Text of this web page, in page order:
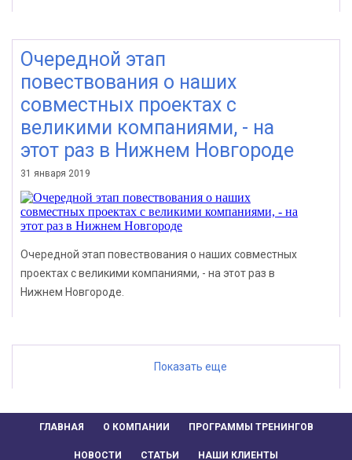
Очередной этап
повествования о наших
совместных проектах с
великими компаниями, - на
этот раз в Нижнем Новгороде
31 января 2019
Очередной этап повествования о наших совместных
проектах с великими компаниями, - на этот раз в
Нижнем Новгороде.
Показать еще
ГЛАВНАЯ О КОМПАНИИ ПРОГРАММЫ ТРЕНИНГОВ
НОВОСТИ СТАТЬИ НАШИ КЛИЕНТЫ